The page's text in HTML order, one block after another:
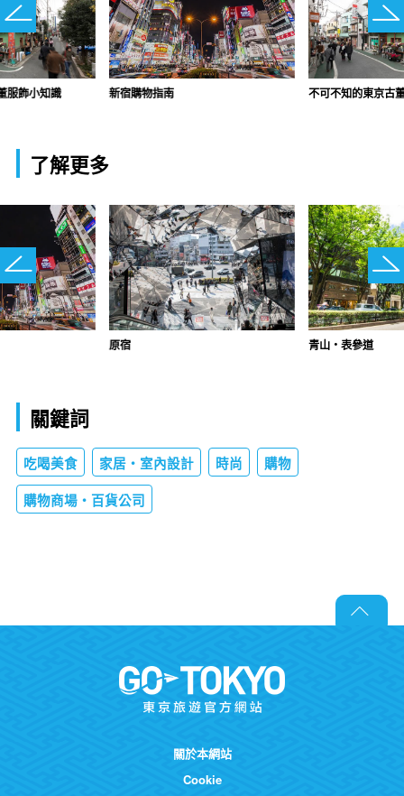
服飾小知識 新宿購物指南 不可不知的東京古
了解更多
原宿 青山・表參道
關鍵詞
吃喝美食 家居・室內設計 時尚 購物
購物商場・百貨公司
關於本網站
Cookie